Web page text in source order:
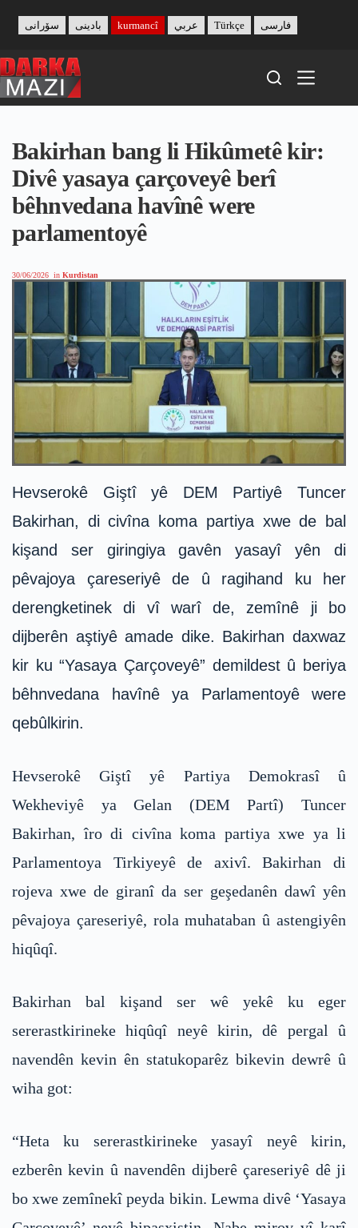
content
بادینی سۆرانی kurmancî عربي Türkçe فارسی
Bakirhan bang li Hikûmetê kir:
Divê yasaya çarçoveyê berî
bêhnvedana havînê were
parlamentoyê
30/06/2026 in Kurdistan
Hevserokê Giştî yê DEM Partiyê Tuncer
Bakirhan, di civîna koma partiya xwe de bal
kişand ser giringiya gavên yasayî yên di
pêvajoya çareseriyê de û ragihand ku her
derengketinek di vî warî de, zemînê ji bo
dijberên aştiyê amade dike. Bakirhan daxwaz
kir ku “Yasaya Çarçoveyê” demildest û beriya
bêhnvedana havînê ya Parlamentoyê were
qebûlkirin.
Hevserokê Giştî yê Partiya Demokrasî û
Wekheviyê ya Gelan (DEM Partî) Tuncer
Bakirhan, îro di civîna koma partiya xwe ya li
Parlamentoya Tirkiyeyê de axivî. Bakirhan di
rojeva xwe de giranî da ser geşedanên dawî yên
pêvajoya çareseriyê, rola muhataban û astengiyên
hiqûqî.
Bakirhan bal kişand ser wê yekê ku eger
sererastkirineke hiqûqî neyê kirin, dê pergal û
navendên kevin ên statukoparêz bikevin dewrê û
wiha got:
“Heta ku sererastkirineke yasayî neyê kirin,
ezberên kevin û navendên dijberê çareseriyê dê ji
bo xwe zemînekî peyda bikin. Lewma divê ‘Yasaya